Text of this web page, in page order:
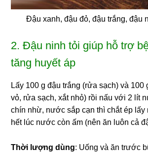
Đậu xanh, đậu đỏ, đậu trắng, đậu
2. Đậu ninh tỏi giúp hỗ trợ
tăng huyết áp
Lấy 100 g đậu trắng (rửa sạch) và 100
vỏ, rửa sạch, xắt nhỏ) rồi nấu với 2 lít
chín nhừ, nước sắp cạn thì chắt ép lấy
hết lúc nước còn ấm (nên ăn luôn cả
Thời lượng dùng: Uống và ăn trước